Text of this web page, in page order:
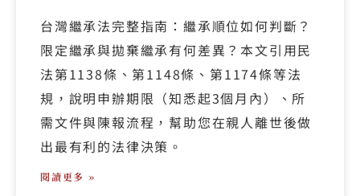
台灣繼承法完整指南：繼承順位如何判斷？
限定繼承與拋棄繼承有何差異？本文引用民
法第1138條、第1148條、第1174條等法
規，說明申辦期限（知悉起3個月內）、所
需文件與陳報流程，幫助您在親人離世後做
出最有利的法律決策。
閱讀更多 »